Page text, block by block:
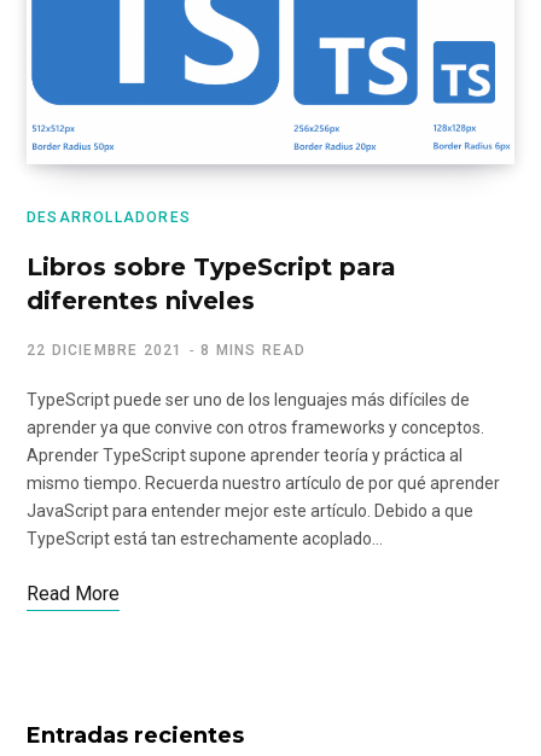
DESARROLLADORES
Libros sobre TypeScript para
diferentes niveles
22 DICIEMBRE 2021 8 MINS READ
TypeScript puede ser uno de los lenguajes más difíciles de
aprender ya que convive con otros frameworks y conceptos.
Aprender TypeScript supone aprender teoría y práctica al
mismo tiempo. Recuerda nuestro artículo de por qué aprender
JavaScript para entender mejor este artículo. Debido a que
TypeScript está tan estrechamente acoplado…
Read More
Entradas recientes